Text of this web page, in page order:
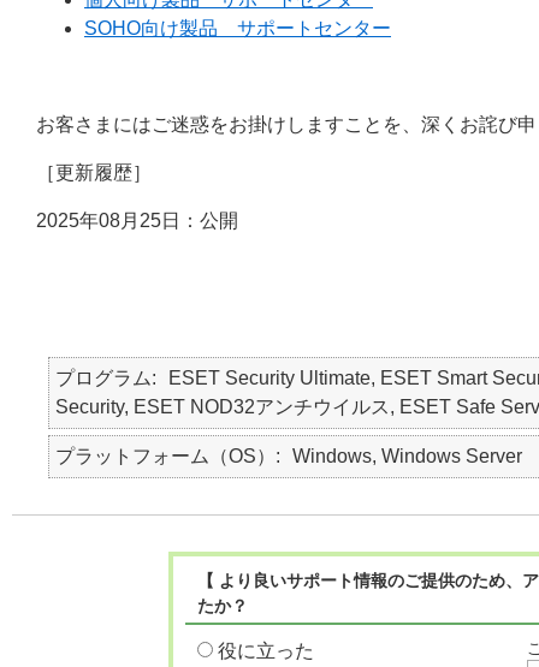
SOHO向け製品 サポートセンター
お客さまにはご迷惑をお掛けしますことを、深くお詫び
［更新履歴］
2025年08月25日：公開
プログラム
ESET Security Ultimate, ESET Smart
Security, ESET NOD32アンチウイルス, ESET Safe
プラットフォーム（OS） Windows, Windows Server
【 より良いサポート情報のご提供のため
たか？
役に立った